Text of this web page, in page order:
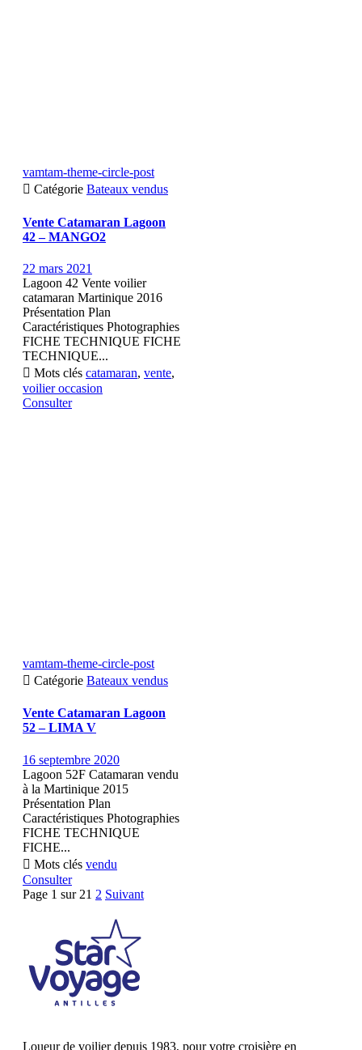
vamtam-theme-circle-post
 Catégorie Bateaux vendus
Vente Catamaran Lagoon
42 – MANGO2
22 mars 2021
Lagoon 42 Vente voilier
catamaran Martinique 2016
Présentation Plan
Caractéristiques Photographies
FICHE TECHNIQUE FICHE
TECHNIQUE...
 Mots clés catamaran, vente,
voilier occasion
Consulter
vamtam-theme-circle-post
 Catégorie Bateaux vendus
Vente Catamaran Lagoon
52 – LIMA V
16 septembre 2020
Lagoon 52F Catamaran vendu
à la Martinique 2015
Présentation Plan
Caractéristiques Photographies
FICHE TECHNIQUE
FICHE...
 Mots clés vendu
Consulter
Page 1 sur 21 2 Suivant
Loueur de voilier depuis 1983, pour votre croisière en